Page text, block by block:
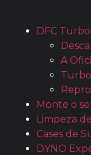
DFC Turbo
A
Monte o
Limpeza
Cases de
DYNO